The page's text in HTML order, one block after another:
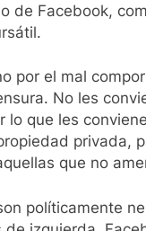
de Facebook,
por el mal
No les
lo que les
privada,
que no
políticamente